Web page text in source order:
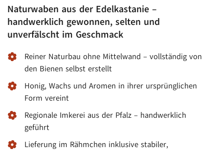
Naturwaben aus der Edelkastanie –
handwerklich gewonnen, selten und
unverfälscht im Geschmack
Reiner Naturbau ohne Mittelwand – vollständig von
den Bienen selbst erstellt
Honig, Wachs und Aromen in ihrer ursprünglichen
Form vereint
Regionale Imkerei aus der Pfalz – handwerklich
geführt
Lieferung im Rähmchen inklusive stabiler,